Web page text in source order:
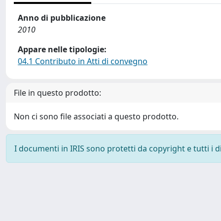
Anno di pubblicazione
2010
Appare nelle tipologie:
04.1 Contributo in Atti di convegno
File in questo prodotto:
Non ci sono file associati a questo prodotto.
I documenti in IRIS sono protetti da copyright e tutti i